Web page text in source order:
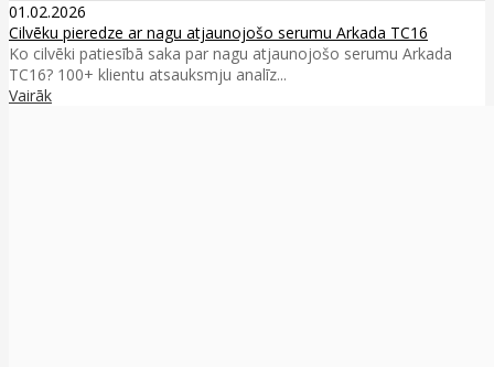
01.02.2026
Cilvēku pieredze ar nagu atjaunojošo serumu Arkada TC16
Ko cilvēki patiesībā saka par nagu atjaunojošo serumu Arkada
TC16? 100+ klientu atsauksmju analīz...
Vairāk